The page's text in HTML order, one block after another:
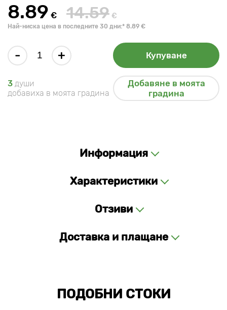
8.89 € 14.59 €
Най-ниска цена в последните 30 дни:* 8.89 €
- + Купуване
3 души
добавиха в моята градина
Добавяне в моята
градина
Информация
Характеристики
Отзиви
Доставка и плащане
ПОДОБНИ СТОКИ